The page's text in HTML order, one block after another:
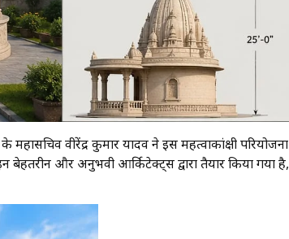
वीरेंद्र कुमार यादव ने इस महत्वाकांक्षी
बेहतरीन और अनुभवी आर्किटेक्ट्स द्वारा तैयार किया गया